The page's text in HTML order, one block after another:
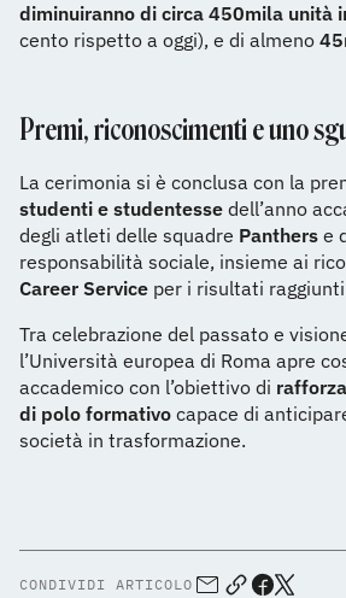
diminuiranno di circa 450mila unità
cento rispetto a oggi), e di almeno
Premi, riconoscimenti e uno
La cerimonia si è conclusa con la
studenti e studentesse dell’anno
degli atleti delle squadre Panthers e
responsabilità sociale, insieme ai
Career Service per i risultati
Tra celebrazione del passato e
l’Università europea di Roma apre
accademico con l’obiettivo di
di polo formativo capace di
società in trasformazione.
CONDIVIDI ARTICOLO